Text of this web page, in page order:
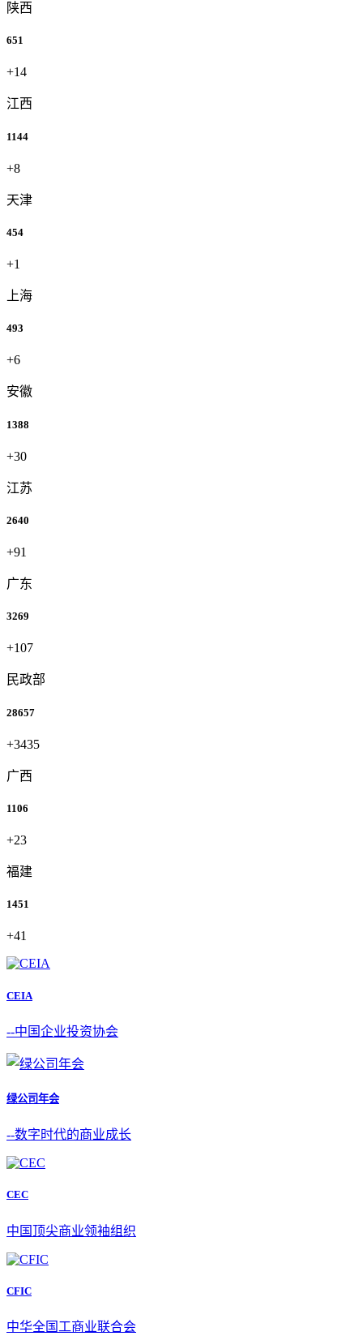
陕西
651
+14
江西
1144
+8
天津
454
+1
上海
493
+6
安徽
1388
+30
江苏
2640
+91
广东
3269
+107
民政部
28657
+3435
广西
1106
+23
福建
1451
+41
CEIA
--中国企业投资协会
绿公司年会
--数字时代的商业成长
CEC
中国顶尖商业领袖组织
CFIC
中华全国工商业联合会